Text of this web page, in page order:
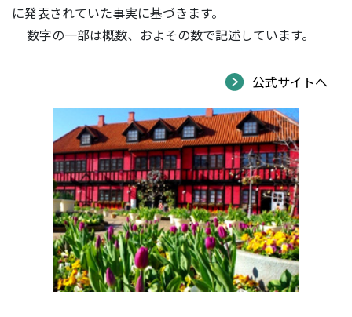
に発表されていた事実に基づきます。
数字の一部は概数、およその数で記述しています。
公式サイトへ